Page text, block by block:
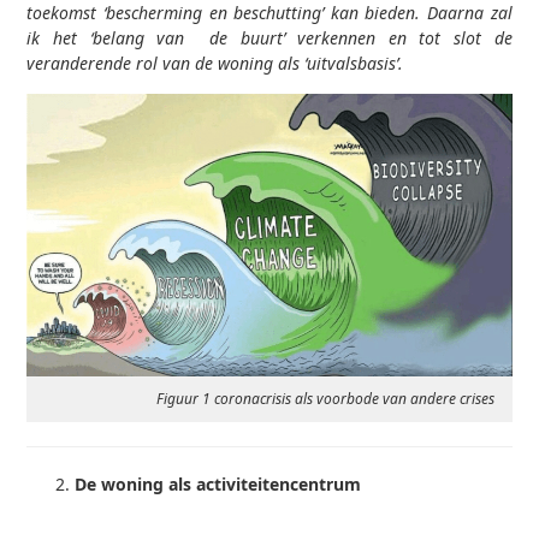
toekomst ‘bescherming en beschutting’ kan bieden. Daarna zal
ik het ‘belang van de buurt’ verkennen en tot slot de
veranderende rol van de woning als ‘uitvalsbasis’.
Figuur 1 coronacrisis als voorbode van andere crises
De woning als activiteitencentrum